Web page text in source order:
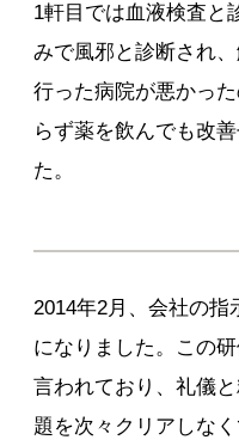
1軒目では血液検査と
みで風邪と診断され
行った病院が悪かっ
らず薬を飲んでも改
た。
2014年2月、会社の指
になりました。この
言われており、礼儀
題を次々クリアしなく